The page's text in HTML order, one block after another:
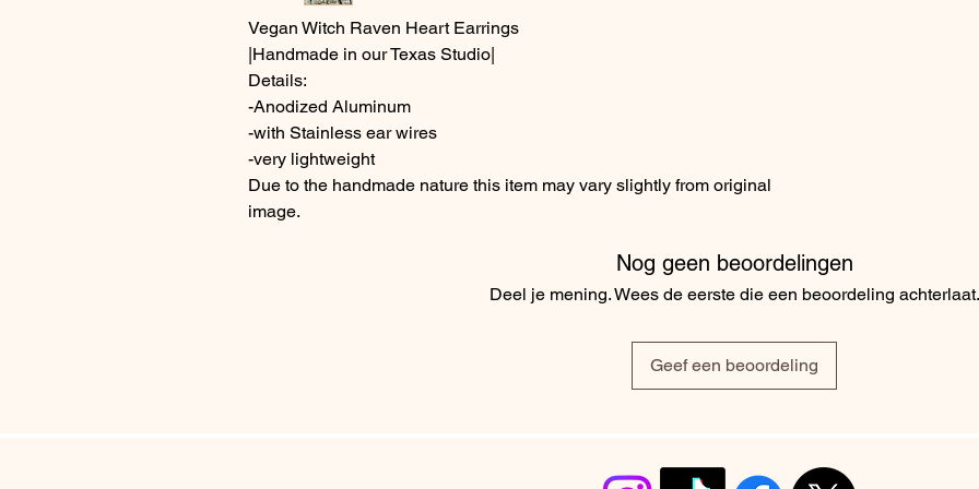
Vegan Witch Raven Heart Earrings
|Handmade in our Texas Studio|
Details:
-Anodized Aluminum
-with Stainless ear wires
-very lightweight
Due to the handmade nature this item may vary slightly from original
image.
Nog geen beoordelingen
Deel je mening. Wees de eerste die een beoordeling achterlaat.
Geef een beoordeling